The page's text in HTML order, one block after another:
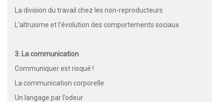
La division du travail chez les non-reproducteurs
L’altruisme et l’évolution des comportements sociaux
3. La communication
Communiquer est risqué !
La communication corporelle
Un langage par l’odeur